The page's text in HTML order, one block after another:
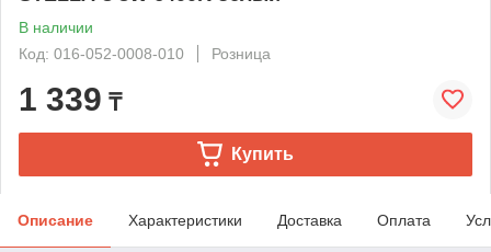
В наличии
Код: 016-052-0008-010
Розница
1 339 ₸
Купить
Описание Характеристики Доставка Оплата